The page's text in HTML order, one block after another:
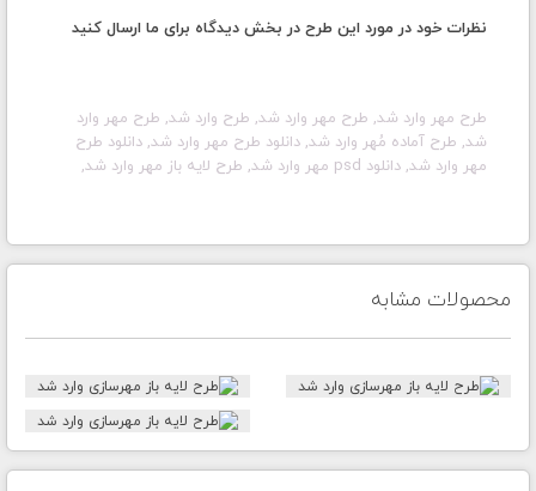
نظرات خود در مورد این طرح در بخش دیدگاه برای ما ارسال کنید
طرح مهر وارد شد, طرح مهر وارد شد, طرح وارد شد, طرح مهر وارد
شد, طرح آماده مُهر وارد شد, دانلود طرح مهر وارد شد, دانلود طرح
مهر وارد شد, دانلود psd مهر وارد شد, طرح لایه باز مهر وارد شد,
محصولات مشابه